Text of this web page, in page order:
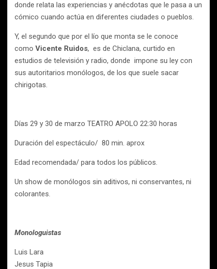
donde relata las experiencias y anécdotas que le pasa a un
cómico cuando actúa en diferentes ciudades o pueblos.
Y, el segundo que por el lío que monta se le conoce
como Vicente Ruidos, es de Chiclana, curtido en
estudios de televisión y radio, donde impone su ley con
sus autoritarios monólogos, de los que suele sacar
chirigotas.
Días 29 y 30 de marzo TEATRO APOLO 22:30 horas
Duración del espectáculo/ 80 min. aprox
Edad recomendada/ para todos los públicos.
Un show de monólogos sin aditivos, ni conservantes, ni
colorantes.
Monologuistas
Luis Lara
Jesus Tapia